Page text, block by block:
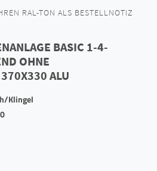
RAL-TON ALS BESTELLNOTIZ
BASIC 1-4-
OHNE
ALU
Klingel